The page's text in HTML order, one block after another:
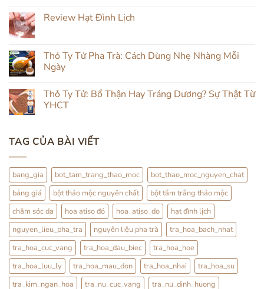
Mụn
Đắp
Mặt
&
Mộc
bình
Trong
Ra
Đình
Lịch
Kết
Review Hạt Đình Lịch
luận
Review
Lịch
Thỏ Ty Tử Pha Trà: Cách Dùng Nhẹ Nhàng Mỗi
Ngày
bình
luận
Pha
Trà:
Nhẹ
Nhàng
Mỗi
Ngày
Thỏ Ty Tử: Bổ Thận Hay Tráng Dương? Sự Thật Từ
YHCT
luận
ở
Tử:
Bổ
Thận
Hay
Tráng
Dương?
Sự
Thật
Từ
YHCT
TAG CỦA BÀI VIẾT
bang_gia bot_tam_trang_thao_moc
bot_thao_moc_nguyen_chat
bảng giá
bột thảo mộc nguyên chất
bột tắm trắng thảo mộc
chăm sóc da
hoa atiso đỏ hoa_atiso_do
hạt đình lịch
nguyen_lieu_pha_tra
nguyên liệu pha trà
tra_hoa_bach_nhat
tra_hoa_cuc_vang
tra_hoa_dau_biec
tra_hoa_hoe
tra_hoa_luu_ly
tra_hoa_mau_don tra_hoa_nhai
tra_hoa_su
tra_kim_ngan_hoa
tra_nu_cuc_vang
tra_nu_dinh_huong